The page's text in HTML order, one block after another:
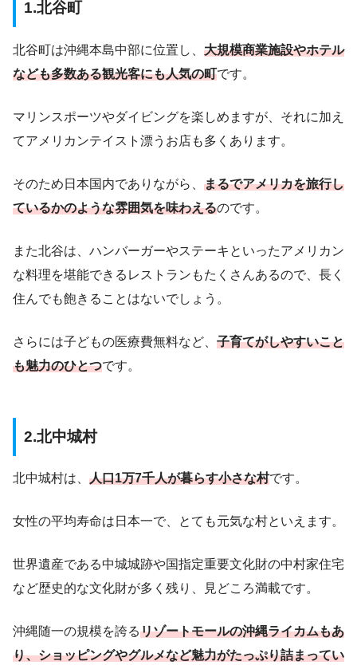
1.北谷町
北谷町は沖縄本島中部に位置し、 大規模商業施設やホテル
なども多数ある観光客にも人気の町です。
マリンスポーツやダイビングを楽しめますが、それに加え
てアメリカンテイスト漂うお店も多くあります。
そのため日本国内でありながら、 まるでアメリカを旅行し
ているかのような雰囲気を味わえるのです。
また北谷は、ハンバーガーやステーキといったアメリカン
な料理を堪能できるレストランもたくさんあるので、長く
住んでも飽きることはないでしょう。
さらには子どもの医療費無料など、 子育てがしやすいこと
も魅力のひとつです。
2.北中城村
北中城村は、 人口1万7千人が暮らす小さな村です。
女性の平均寿命は日本一で、とても元気な村といえます。
世界遺産である中城城跡や国指定重要文化財の中村家住宅
など歴史的な文化財が多く残り、見どころ満載です。
沖縄随一の規模を誇るリゾートモールの沖縄ライカムもあ
り、ショッピングやグルメなど魅力がたっぷり詰まってい